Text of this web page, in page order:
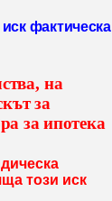
фактическа
на
за
за ипотека
този иск